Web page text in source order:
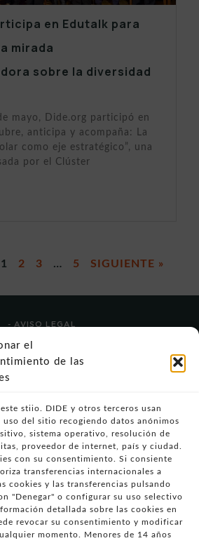
el
de las
stiio. DIDE y otros terceros usan
uso del sitio recogiendo datos anónimos
sistema operativo, resolución de
proveedor de internet, país y ciudad.
con su consentimiento. Si consiente
transferencias internacionales a
cookies y las transferencias pulsando
"Denegar" o configurar su uso selectivo
detallada sobre las cookies en
revocar su consentimiento y modificar
momento. Menores de 14 años
en Edutalk para
mirada
sobre la diversidad
mayo, Dide.org participó en
anticipa y acompaña: La
como eje estratégico”, una
por el Clúster
1 2 3 … 5 SIGUIENTE »
- AVISO LEGAL
- POLÍTICA DE USO
DE PRIVACIDAD
DE COOKIES (UE)
VULNERABILIDADES
PARTICULARES DE COMPRA
GUÍA DE COMPRA
DE PRIVACIDAD
- DESISTIMIENTO
AL CLIENTE